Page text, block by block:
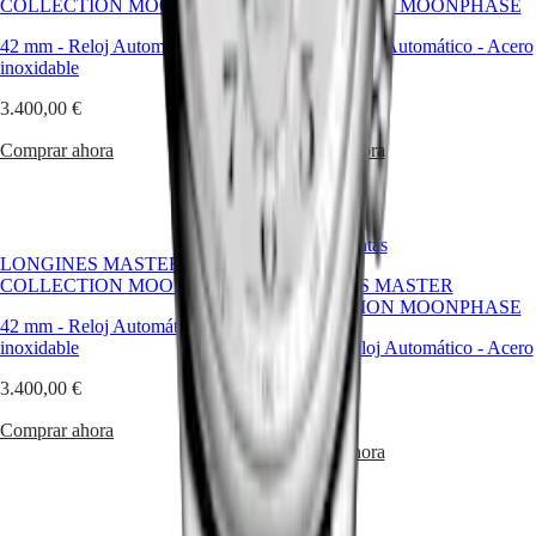
relojes
Relojes
para
hombre
Relojes
mujer
estilo
color
las
COLLECTION MOONPHASE
42 mm - Reloj Automático
Acero
inoxidable
3.400,00 €
Comprar ahora
COLLECTION MOONPHASE
42 mm
Reloj Automático- Acero
inoxidable
3.400,00 €
Comprar ahora
LONGINES MASTER
COLLECTION MOONPHASE
42 mm - Reloj Automático - Acero
inoxidable
3.400,00 €
Comprar ahora
Éxito en ventas
LONGINES MASTER
COLLECTION MOONPHASE
42 mm- Reloj Automático- Acero
inoxidable
2.950,00 €
Comprar ahora